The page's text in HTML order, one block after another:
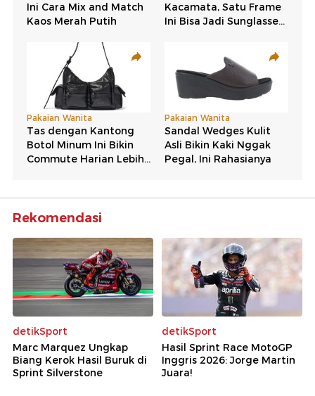
Rekomendasi
detikSport
Marc Marquez Ungkap
Biang Kerok Hasil Buruk di
Sprint Silverstone
detikSport
Hasil Sprint Race MotoGP
Inggris 2026: Jorge Martin
Juara!